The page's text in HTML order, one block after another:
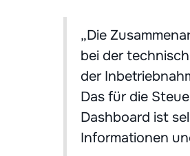
„Die
bei der
der
Das für die
Dashboard ist
Informationen